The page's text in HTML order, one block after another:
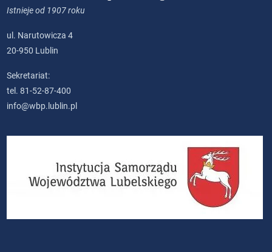
Istnieje od 1907 roku
ul. Narutowicza 4
20-950 Lublin
Sekretariat:
tel. 81-52-87-400
info@wbp.lublin.pl